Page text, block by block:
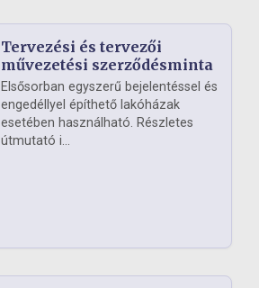
Tervezési és tervezői
művezetési szerződésminta
Elsősorban egyszerű bejelentéssel és
engedéllyel építhető lakóházak
esetében használható. Részletes
útmutató i...